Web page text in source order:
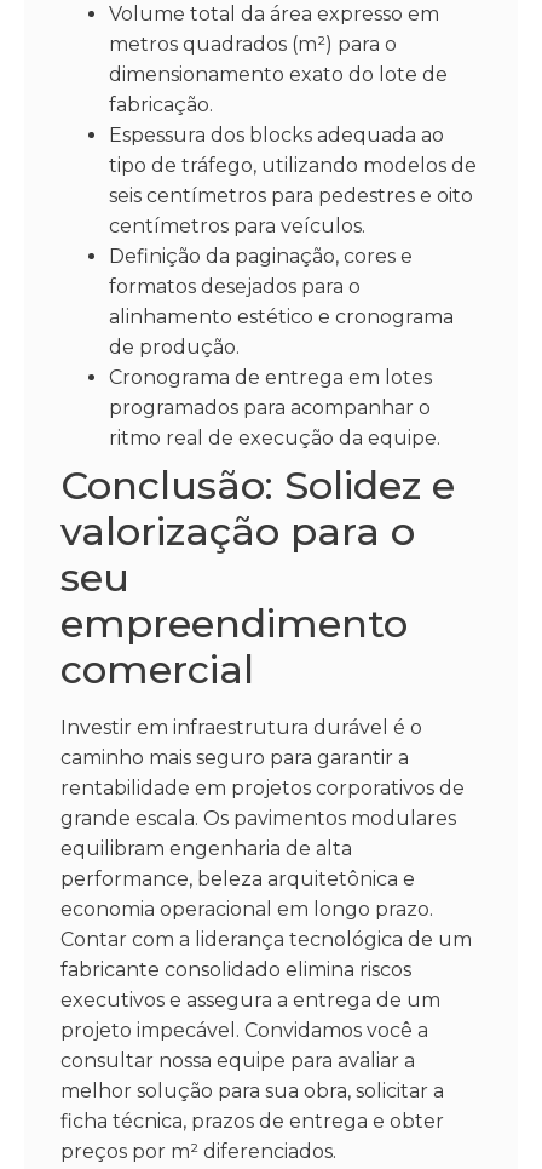
Volume total da área expresso em
metros quadrados (m²) para o
dimensionamento exato do lote de
fabricação.
Espessura dos blocks adequada ao
tipo de tráfego, utilizando modelos de
seis centímetros para pedestres e oito
centímetros para veículos.
Definição da paginação, cores e
formatos desejados para o
alinhamento estético e cronograma
de produção.
Cronograma de entrega em lotes
programados para acompanhar o
ritmo real de execução da equipe.
Conclusão: Solidez e
valorização para o
seu
empreendimento
comercial
Investir em infraestrutura durável é o
caminho mais seguro para garantir a
rentabilidade em projetos corporativos de
grande escala. Os pavimentos modulares
equilibram engenharia de alta
performance, beleza arquitetônica e
economia operacional em longo prazo.
Contar com a liderança tecnológica de um
fabricante consolidado elimina riscos
executivos e assegura a entrega de um
projeto impecável. Convidamos você a
consultar nossa equipe para avaliar a
melhor solução para sua obra, solicitar a
ficha técnica, prazos de entrega e obter
preços por m² diferenciados.